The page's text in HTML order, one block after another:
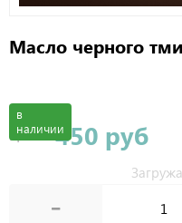
Масло черного
в
наличии
Цена 450 руб